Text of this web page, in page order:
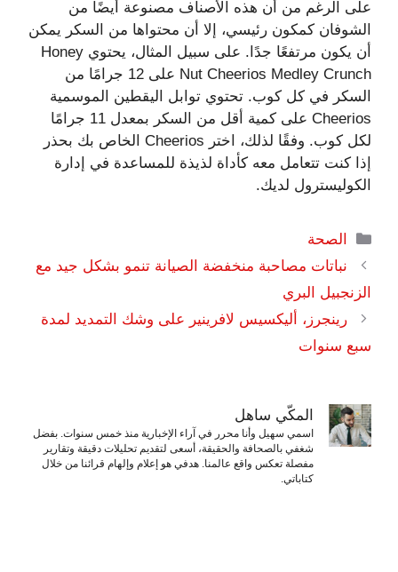
على الرغم من أن هذه الأصناف مصنوعة أيضًا من
الشوفان كمكون رئيسي، إلا أن محتواها من السكر يمكن
أن يكون مرتفعًا جدًا. على سبيل المثال، يحتوي Honey
Nut Cheerios Medley Crunch على 12 جرامًا من
السكر في كل كوب. تحتوي توابل اليقطين الموسمية
Cheerios على كمية أقل من السكر بمعدل 11 جرامًا
لكل كوب. وفقًا لذلك، اختر Cheerios الخاص بك بحذر
إذا كنت تتعامل معه كأداة لذيذة للمساعدة في إدارة
الكوليسترول لديك.
التصنيفات
الصحة
نباتات مصاحبة منخفضة الصيانة تنمو بشكل جيد مع
الزنجبيل البري
رينجرز، أليكسيس لافرينير على وشك التمديد لمدة
سبع سنوات
المكّي ساهل
اسمي سهيل وأنا محرر في آراء الإخبارية منذ خمس سنوات. بفضل
شغفي بالصحافة والحقيقة، أسعى لتقديم تحليلات دقيقة وتقارير
مفصلة تعكس واقع عالمنا. هدفي هو إعلام وإلهام قرائنا من خلال
كتاباتي.